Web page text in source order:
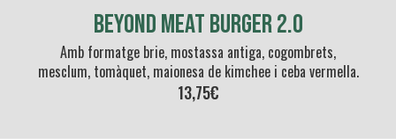
Beyond meat Burger 2.0
Amb formatge brie, mostassa antiga, cogombrets,
mesclum, tomàquet, maionesa de kimchee i ceba vermella.
13,75€